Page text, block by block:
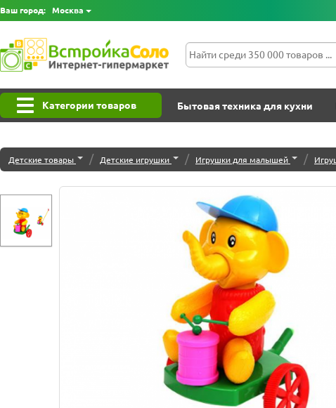
Ваш город: Москва
Категории товаров Бытовая техника для кухни
Детские товары / Детские игрушки / Игрушки для малышей /